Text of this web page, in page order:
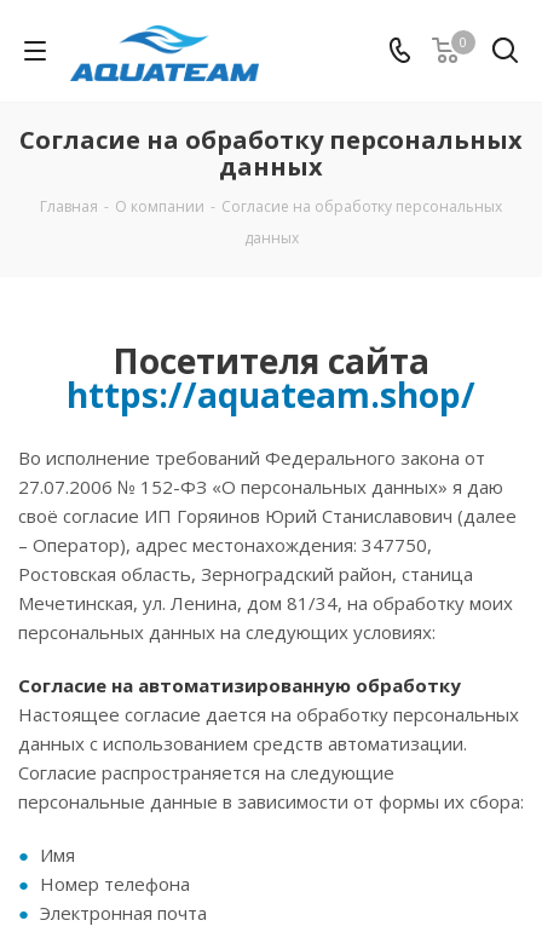
0
Согласие на обработку персональных
данных
Главная - О компании - Согласие на обработку персональных
данных
Посетителя сайта
https://aquateam.shop/
Во исполнение требований Федерального закона от
27.07.2006 № 152-ФЗ «О персональных данных» я даю
своё согласие ИП Горяинов Юрий Станиславович (далее
– Оператор), адрес местонахождения: 347750,
Ростовская область, Зерноградский район, станица
Мечетинская, ул. Ленина, дом 81/34, на обработку моих
персональных данных на следующих условиях:
Согласие на автоматизированную обработку
Настоящее согласие дается на обработку персональных
данных с использованием средств автоматизации.
Согласие распространяется на следующие
персональные данные в зависимости от формы их сбора:
Имя
Номер телефона
Электронная почта